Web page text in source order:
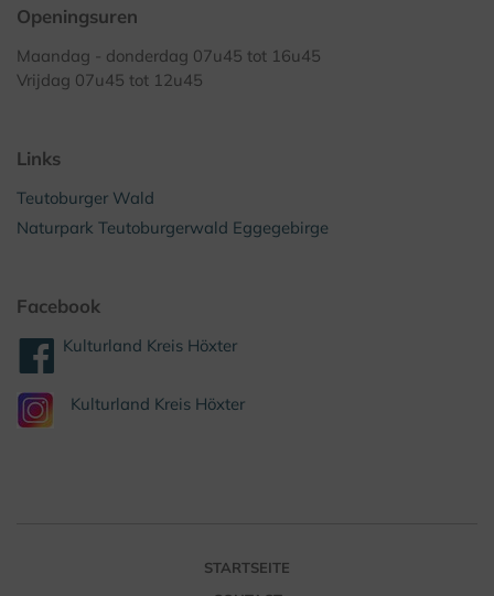
Openingsuren
Maandag - donderdag 07u45 tot 16u45
Vrijdag 07u45 tot 12u45
Links
Teutoburger Wald
Naturpark Teutoburgerwald Eggegebirge
Facebook
Kulturland Kreis Höxter
Kulturland Kreis Höxter
STARTSEITE